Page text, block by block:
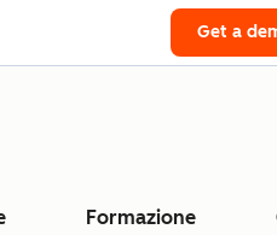
Get a
Formazione